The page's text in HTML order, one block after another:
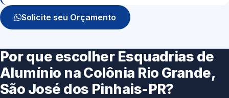
Solicite seu Orçamento
Por que escolher Esquadrias de
Alumínio na Colônia Rio Grande,
São José dos Pinhais-PR?